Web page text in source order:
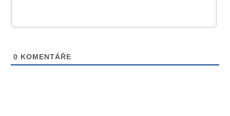
0 KOMENTÁŘE